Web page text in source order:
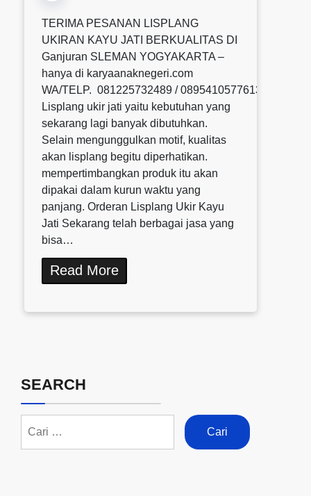
TERIMA PESANAN LISPLANG
UKIRAN KAYU JATI BERKUALITAS DI
Ganjuran SLEMAN YOGYAKARTA –
hanya di karyaanaknegeri.com
WA/TELP. 081225732489 / 0895410577613 /
Lisplang ukir jati yaitu kebutuhan yang
sekarang lagi banyak dibutuhkan.
Selain mengunggulkan motif, kualitas
akan lisplang begitu diperhatikan.
mempertimbangkan produk itu akan
dipakai dalam kurun waktu yang
panjang. Orderan Lisplang Ukir Kayu
Jati Sekarang telah berbagai jasa yang
bisa…
Read More
SEARCH